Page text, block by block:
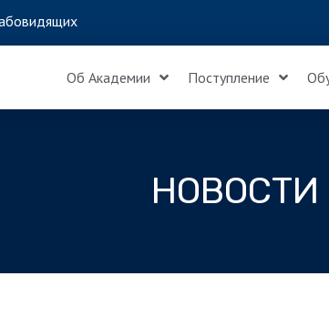
Об Академии Поступление
НОВОСТИ